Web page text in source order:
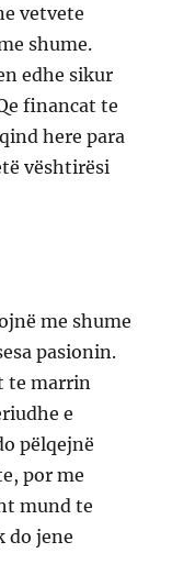
vetvete
shume.
edhe sikur
financat te
here para
vështirësi
me shume
pasionin.
te marrin
e
pëlqejnë
por me
mund te
do jene